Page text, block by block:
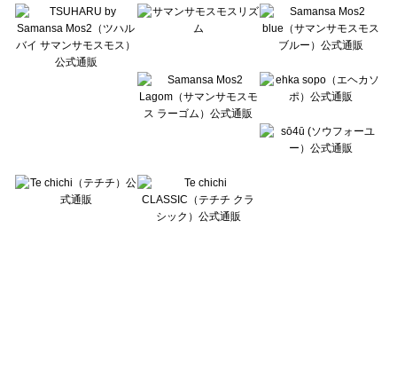
Lugnoncure（ルノンキュール）のボトムス一覧
BETTY'S BLUE（べティーズブルー）のボトムス一覧
Wpc.（ワールドパーティー）のボトムス一覧